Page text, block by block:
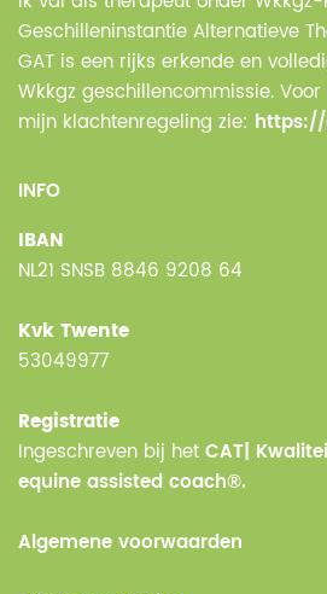
Geschilleninstantie Alternatieve
GAT is een rijks erkende en
Wkkgz geschillencommissie.
mijn klachtenregeling zie:
INFO
IBAN
NL21 SNSB 8846 9208 64
Kvk Twente
53049977
Registratie
Ingeschreven bij het CAT|
equine assisted coach®.
Algemene voorwaarden